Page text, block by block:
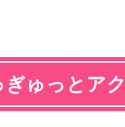
ぎゅっとア